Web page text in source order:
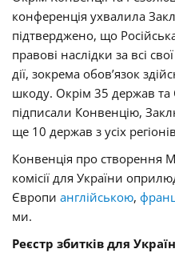
конференція ухвалила
підтверджено, що
правові наслідки за всі
дії, зокрема обов’язок
шкоду. Окрім 35 держав та
підписали Конвенцію,
ще 10 держав з усіх
Конвенція про створення
комісії для України
Європи англійською,
ми.
Реєстр збитків для